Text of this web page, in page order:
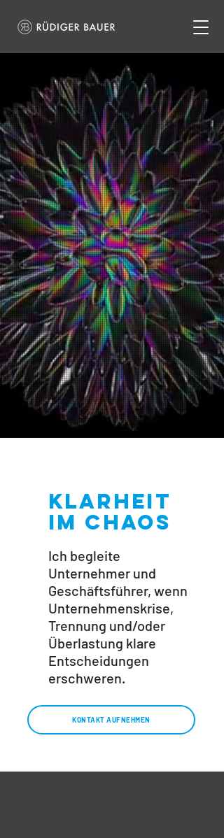
KLARHEIT
IM CHAOS
Ich begleite
Unternehmer und
Geschäftsführer, wenn
Unternehmenskrise,
Trennung und/oder
Überlastung klare
Entscheidungen
erschweren.
KONTAKT AUFNEHMEN